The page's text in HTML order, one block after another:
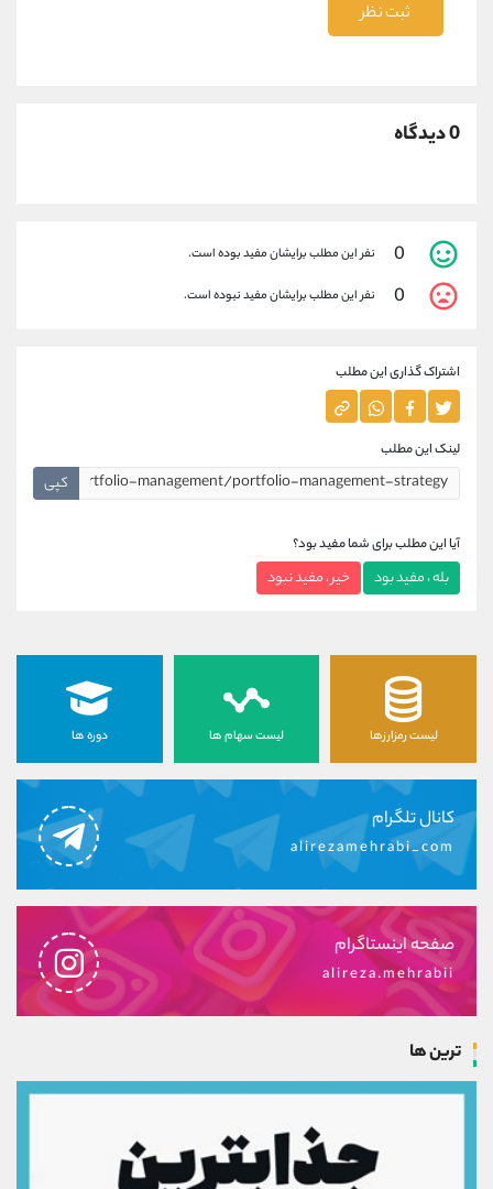
ثبت نظر
0 دیدگاه
0 نفر این مطلب برایشان مفید بوده است.
0 نفر این مطلب برایشان مفید نبوده است.
اشتراک گذاری این مطلب
لینک این مطلب
کپی
آیا این مطلب برای شما مفید بود؟
بله ، مفید بود خیر ، مفید نبود
لیست رمزارزها لیست سهام ها دوره ها
کانال تلگرام
alirezamehrabi_com
صفحه اینستاگرام
alireza.mehrabii
ترین ها